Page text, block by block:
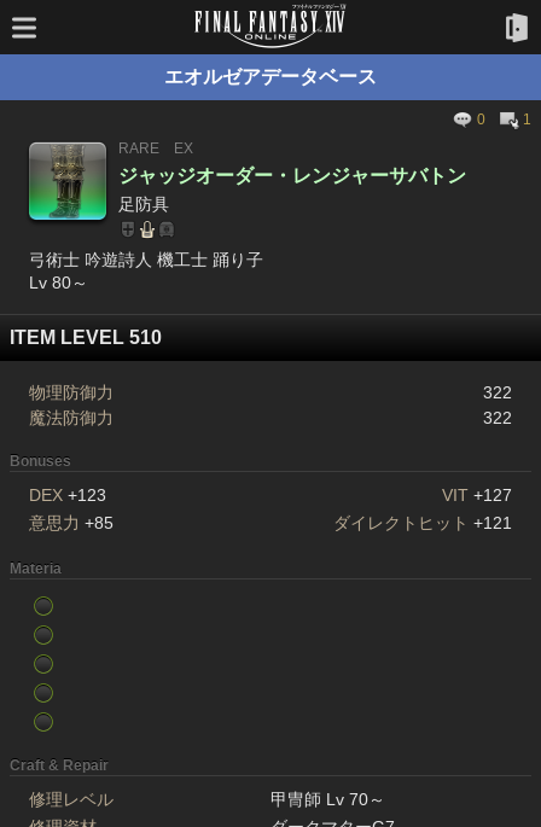
エオルゼアデータベース
0
1
RARE
EX
ジャッジオーダー・レンジャーサバトン
足防具
弓術士 吟遊詩人 機工士 踊り子
Lv 80～
ITEM LEVEL 510
物理防御力
322
魔法防御力
322
Bonuses
DEX +123 VIT +127
意思力 +85 ダイレクトヒット +121
Materia
Craft & Repair
修理レベル
甲冑師 Lv 70～